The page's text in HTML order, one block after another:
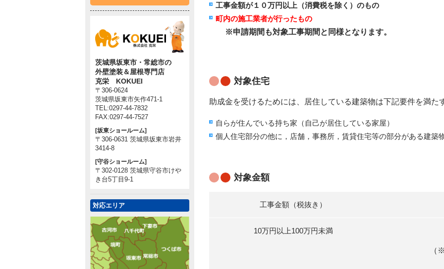
工事金額が１０万円以上（消費税を除く）のもの
町内の施工業者が行ったもの
※申請期間も対象工事期間と同様となります。
対象住宅
助成金を受けるためには、居住している建築物は下記要件を満た
自らが住んでいる持ち家 （自己が居住している家屋）
個人住宅部分の他に，店舗，事務所，賃貸住宅等の部分がある建築
対象金額
工事金額（税抜き）
10万円以上100万円未満
（
茨城県坂東市・常総市の
外壁塗装＆屋根専門店
克栄 KOKUEI
〒306-0624
茨城県坂東市矢作471-1
TEL:0297-44-7832
FAX:0297-44-7527
[坂東ショールーム]
〒306-0631 茨城県坂東市岩井
3414-8
[守谷ショールーム]
〒302-0128 茨城県守谷市けや
き台5丁目9-1
対応エリア